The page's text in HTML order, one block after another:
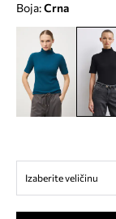
Boja: crna
Izaberite veličinu